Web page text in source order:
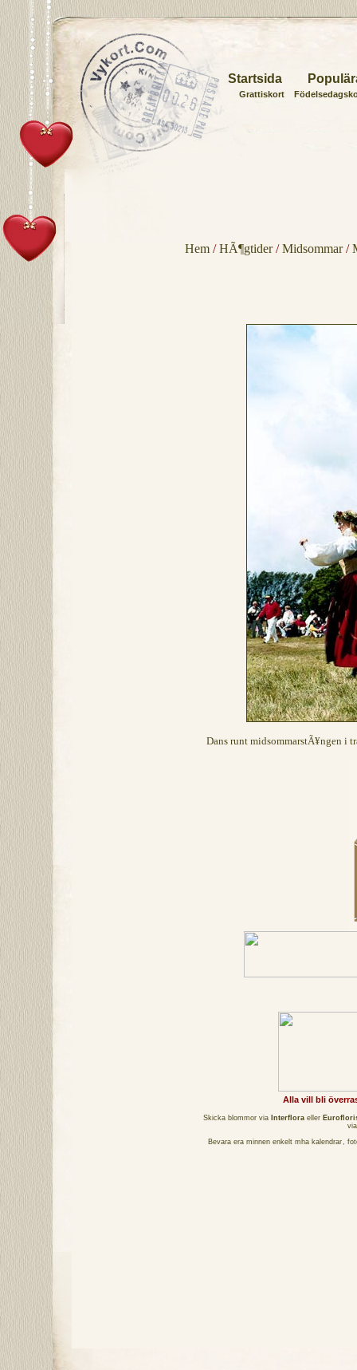
Startsida
Grattiskort
Hem/HÃ¶gtider/Midsommar/
Dans runt midsommarstÃ¥ngen i
Alla vill bli
Skicka blommor via Interflora eller
Bevara era minnen enkelt mha kalendrar,